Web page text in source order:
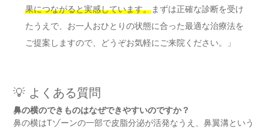
果につながると実感しています。まずは正確な診断を受け
たうえで、お一人おひとりの状態に合った最適な治療法を
ご提案しますので、どうぞお気軽にご来院ください。」
💡 よくある質問
鼻の横のできものはなぜできやすいのですか？
鼻の横はTゾーンの一部で皮脂分泌が活発なうえ、鼻翼溝という